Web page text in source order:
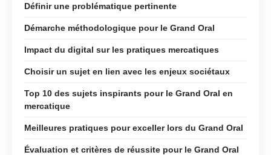
Définir une problématique pertinente
Démarche méthodologique pour le Grand Oral
Impact du digital sur les pratiques mercatiques
Choisir un sujet en lien avec les enjeux sociétaux
Top 10 des sujets inspirants pour le Grand Oral en
mercatique
Meilleures pratiques pour exceller lors du Grand Oral
Évaluation et critères de réussite pour le Grand Oral